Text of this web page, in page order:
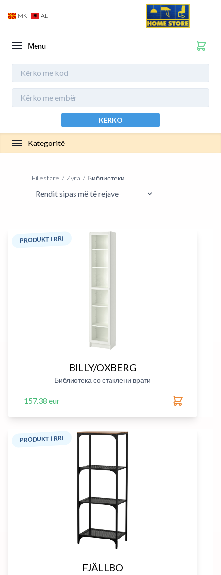
MK AL
Мenu
KËRKO
Kategoritë
Fillestare Zyra Библиотеки
PRODUKT I RRI
BILLY/OXBERG
Библиотека со стаклени врати
157.38 eur
PRODUKT I RRI
FJÄLLBO